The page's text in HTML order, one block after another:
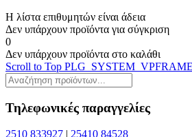
Η λίστα επιθυμητών είναι άδεια
Δεν υπάρχουν προϊόντα για σύγκριση
0
Δεν υπάρχουν προϊόντα στο καλάθι
Scroll to Top
Τηλεφωνικές παραγγελίες
2510 833927 | 25410 84528